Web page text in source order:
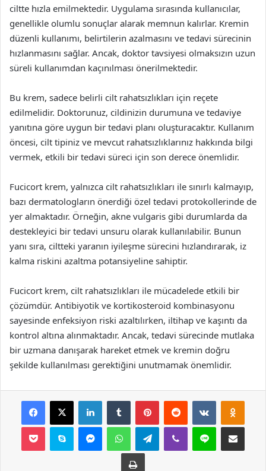
ciltte hızla emilmektedir. Uygulama sırasında kullanıcılar,
genellikle olumlu sonuçlar alarak memnun kalırlar. Kremin
düzenli kullanımı, belirtilerin azalmasını ve tedavi sürecinin
hızlanmasını sağlar. Ancak, doktor tavsiyesi olmaksızın uzun
süreli kullanımdan kaçınılması önerilmektedir.
Bu krem, sadece belirli cilt rahatsızlıkları için reçete
edilmelidir. Doktorunuz, cildinizin durumuna ve tedaviye
yanıtına göre uygun bir tedavi planı oluşturacaktır. Kullanım
öncesi, cilt tipiniz ve mevcut rahatsızlıklarınız hakkında bilgi
vermek, etkili bir tedavi süreci için son derece önemlidir.
Fucicort krem, yalnızca cilt rahatsızlıkları ile sınırlı kalmayıp,
bazı dermatologların önerdiği özel tedavi protokollerinde de
yer almaktadır. Örneğin, akne vulgaris gibi durumlarda da
destekleyici bir tedavi unsuru olarak kullanılabilir. Bunun
yanı sıra, ciltteki yaranın iyileşme sürecini hızlandırarak, iz
kalma riskini azaltma potansiyeline sahiptir.
Fucicort krem, cilt rahatsızlıkları ile mücadelede etkili bir
çözümdür. Antibiyotik ve kortikosteroid kombinasyonu
sayesinde enfeksiyon riski azaltılırken, iltihap ve kaşıntı da
kontrol altına alınmaktadır. Ancak, tedavi sürecinde mutlaka
bir uzmana danışarak hareket etmek ve kremin doğru
şekilde kullanılması gerektiğini unutmamak önemlidir.
Facebook
X LinkedInTumblr PinterestReddit VKontakte
Pocket Skype MessengerWhatsAppTelegramViber Line E-Posta ile
Yazdır